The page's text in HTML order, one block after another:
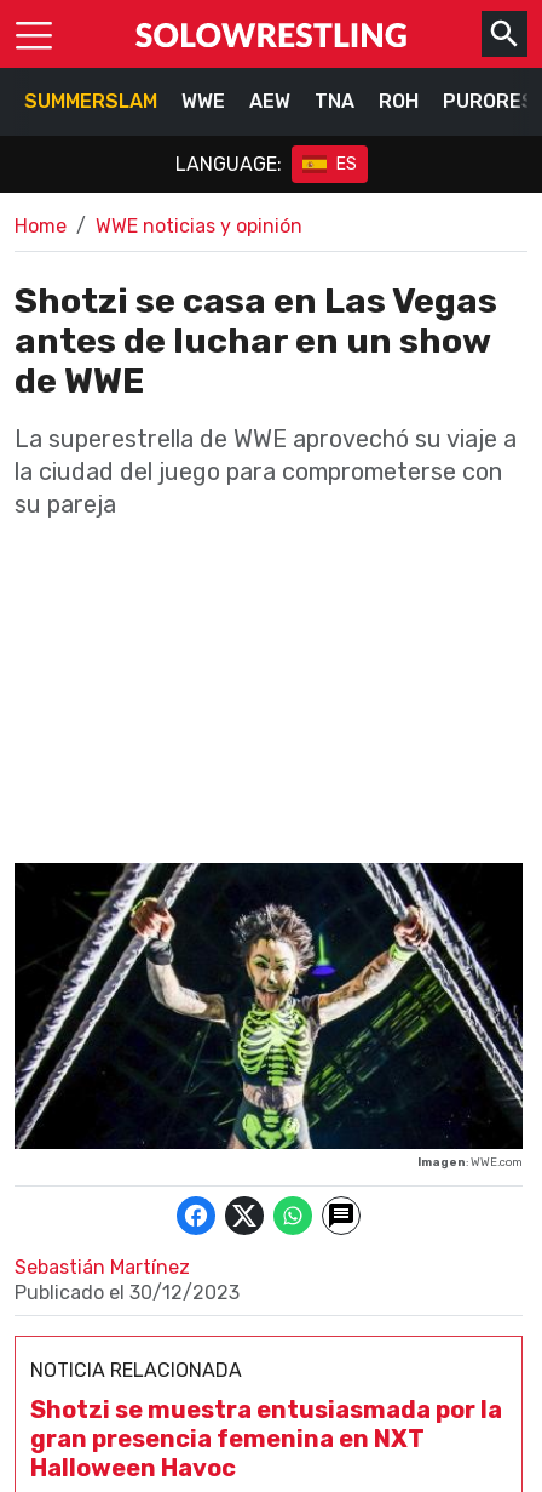
SUMMERSLAM WWE AEW TNA ROH
LANGUAGE: ES
Home WWE noticias y opinión
Shotzi se casa en Las Vegas
antes de luchar en un show
de WWE
La superestrella de WWE aprovechó su viaje a
la ciudad del juego para comprometerse con
su pareja
Imagen: WWE.com
Sebastián Martínez
Publicado el 30/12/2023
NOTICIA RELACIONADA
Shotzi se muestra entusiasmada por la
gran presencia femenina en NXT
Halloween Havoc